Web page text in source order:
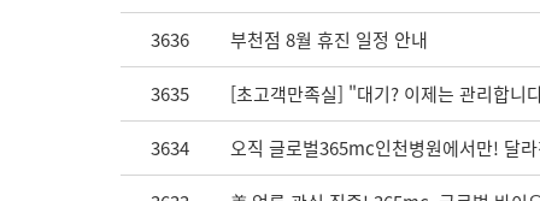
3636 부천점 8월 휴진 일정 안내
3635 [초고객만족실] "대기? 이제는 관리합니
3634 오직 글로벌365mc인천병원에서만! 달